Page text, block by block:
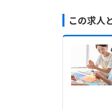
この求人